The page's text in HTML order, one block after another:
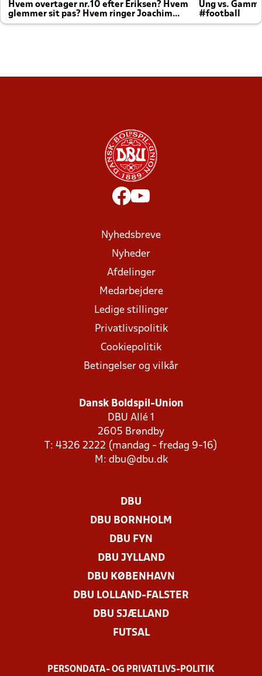
Hvem overtager nr.10 efter Eriksen? Hvem
glemmer sit pas? Hvem ringer Joachim
altid til efter kampe?
Ung vs.
#football
Nyhedsbreve
Nyheder
Afdelinger
Medarbejdere
Ledige stillinger
Privatlivspolitik
Cookiepolitik
Betingelser og vilkår
Dansk Boldspil-Union
DBU Allé 1
2605 Brøndby
T: 4326 2222 (mandag - fredag 9-16)
M: dbu@dbu.dk
DBU
DBU BORNHOLM
DBU FYN
DBU JYLLAND
DBU KØBENHAVN
DBU LOLLAND-FALSTER
DBU SJÆLLAND
FUTSAL
PERSONDATA- OG PRIVATLIVS-POLITIK